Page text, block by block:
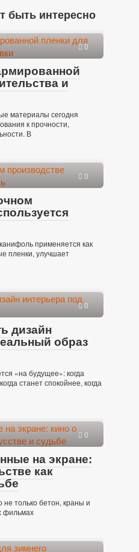
быть интересно
0
и
материалы сегодня
к прочности,
В
0
применяется как
пленки, улучшает
0
дизайн
образ
«на будущее»: когда
станет спокойнее, когда
0
на экране:
как
только бетон, краны и
фильмах